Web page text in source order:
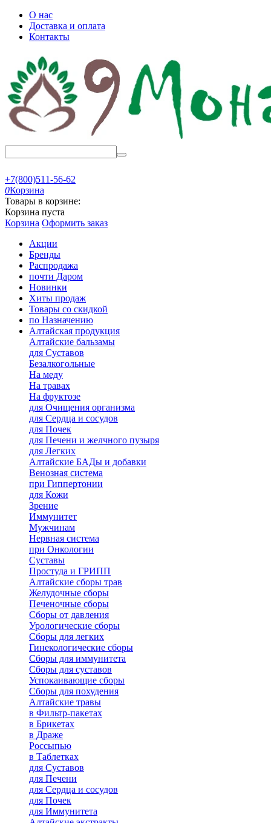
О нас
Доставка и оплата
Контакты
+7(800)511-56-62
0Корзина
Товары в корзине:
Корзина пуста
Корзина Оформить заказ
Акции
Бренды
Распродажа
почти Даром
Новинки
Хиты продаж
Товары со скидкой
по Назначению
Алтайская продукция
Алтайские бальзамы
для Суставов
Безалкогольные
На меду
На травах
На фруктозе
для Очищения организма
для Сердца и сосудов
для Почек
для Печени и желчного пузыря
для Легких
Алтайские БАДы и добавки
Венозная система
при Гиппертонии
для Кожи
Зрение
Иммунитет
Мужчинам
Нервная система
при Онкологии
Суставы
Простуда и ГРИПП
Алтайские сборы трав
Желудочные сборы
Печеночные сборы
Сборы от давления
Урологические сборы
Сборы для легких
Гинекологические сборы
Сборы для иммунитета
Сборы для суставов
Успокаивающие сборы
Сборы для похудения
Алтайские травы
в Фильтр-пакетах
в Брикетах
в Драже
Россыпью
в Таблетках
для Cуставов
для Печени
для Сердца и сосудов
для Почек
для Иммунитета